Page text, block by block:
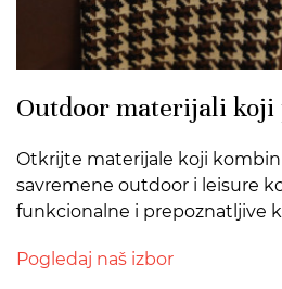
Outdoor materijali
Otkrijte materijale koji
savremene outdoor i leisure
funkcionalne i prepoznatljive
Pogledaj naš izbor